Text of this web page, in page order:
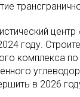
центр
году.
комплекса по
в 2026